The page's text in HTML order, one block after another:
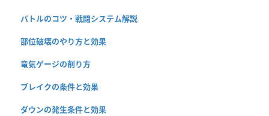
バトルのコツ・戦闘システム解説
部位破壊のやり方と効果
竜気ゲージの削り方
ブレイクの条件と効果
ダウンの発生条件と効果